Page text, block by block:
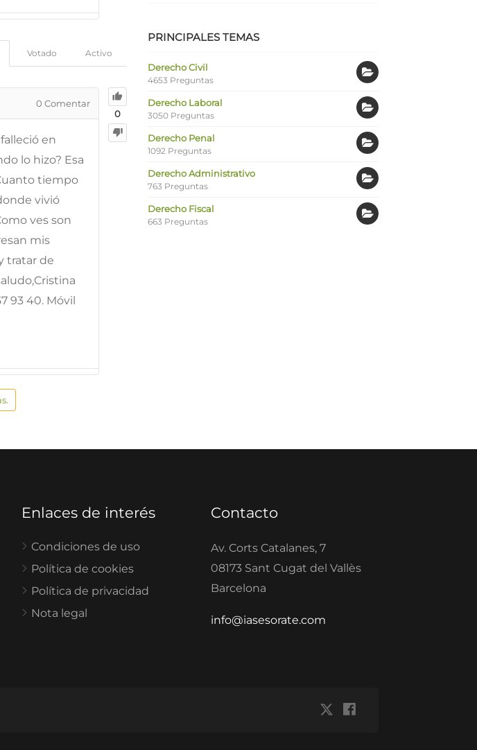
Activo
Votado
0
0 Comentar
en
lo hizo? Esa
tiempo
vivió
ves son
mis
tratar de
93 40. Móvil
PRINCIPALES TEMAS
Derecho Civil
4653 Preguntas
Derecho Laboral
3050 Preguntas
Derecho Penal
1092 Preguntas
Derecho Administrativo
763 Preguntas
Derecho Fiscal
663 Preguntas
Enlaces de interés
Condiciones de uso
Política de cookies
Política de privacidad
Nota legal
Contacto
Av. Corts Catalanes, 7
08173 Sant Cugat del Vallès
Barcelona
info@iasesorate.com